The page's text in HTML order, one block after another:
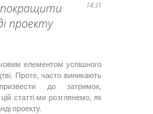
14:31
покращити
проекту
елементом успішного
Проте, часто виникають
до затримок,
статті ми розглянемо, як
проекту.